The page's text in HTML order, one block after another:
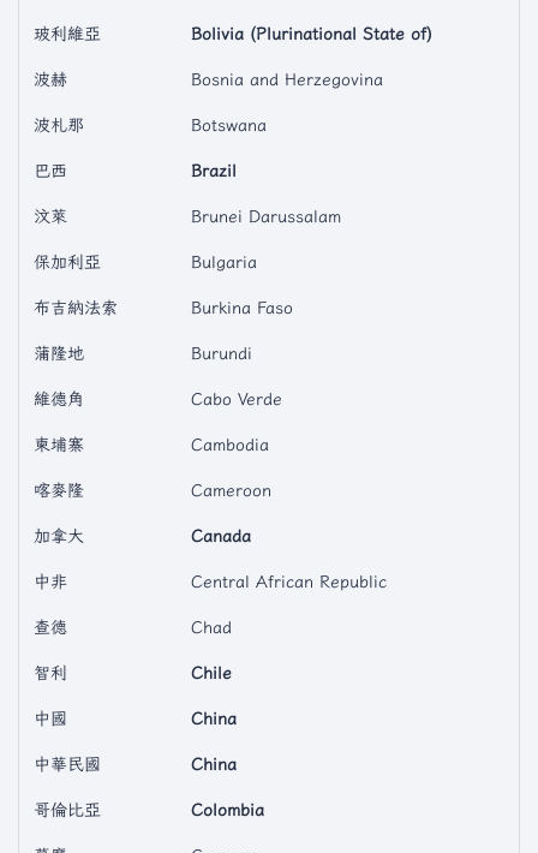
玻利維亞 Bolivia (Plurinational State of)
波赫 Bosnia and Herzegovina
波札那 Botswana
巴西 Brazil
汶萊 Brunei Darussalam
保加利亞 Bulgaria
布吉納法索 Burkina Faso
蒲隆地 Burundi
維德角 Cabo Verde
柬埔寨 Cambodia
喀麥隆 Cameroon
加拿大 Canada
中非 Central African Republic
查德 Chad
智利 Chile
中國 China
中華民國 China
哥倫比亞 Colombia